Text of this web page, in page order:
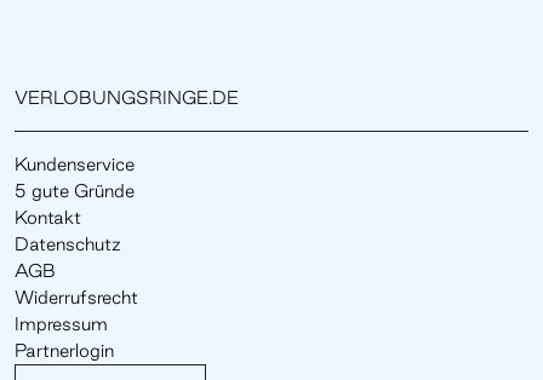
VERLOBUNGSRINGE.DE
Kundenservice
5 gute Gründe
Kontakt
Datenschutz
AGB
Widerrufsrecht
Impressum
Partnerlogin